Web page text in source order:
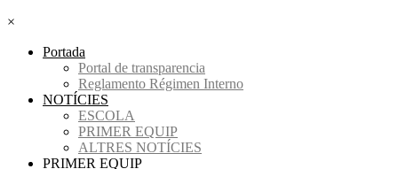
×
Portada
Portal de transparencia
Reglamento Régimen Interno
NOTÍCIES
ESCOLA
PRIMER EQUIP
ALTRES NOTÍCIES
PRIMER EQUIP